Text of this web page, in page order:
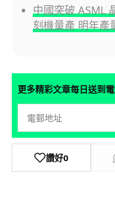
中國突破 ASML
刻機量產 明年產
更多精彩文章每日送到
讚好0